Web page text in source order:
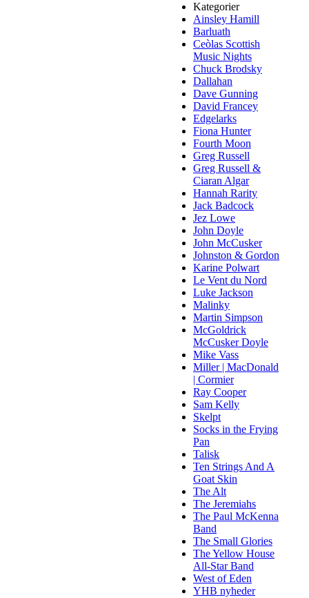
Kategorier
Ainsley Hamill
Barluath
Ceòlas Scottish
Music Nights
Chuck Brodsky
Dallahan
Dave Gunning
David Francey
Edgelarks
Fiona Hunter
Fourth Moon
Greg Russell
Greg Russell &
Ciaran Algar
Hannah Rarity
Jack Badcock
Jez Lowe
John Doyle
John McCusker
Johnston & Gordon
Karine Polwart
Le Vent du Nord
Luke Jackson
Malinky
Martin Simpson
McGoldrick
McCusker Doyle
Mike Vass
Miller | MacDonald
| Cormier
Ray Cooper
Sam Kelly
Skelpt
Socks in the Frying
Pan
Talisk
Ten Strings And A
Goat Skin
The Alt
The Jeremiahs
The Paul McKenna
Band
The Small Glories
The Yellow House
All-Star Band
West of Eden
YHB nyheder